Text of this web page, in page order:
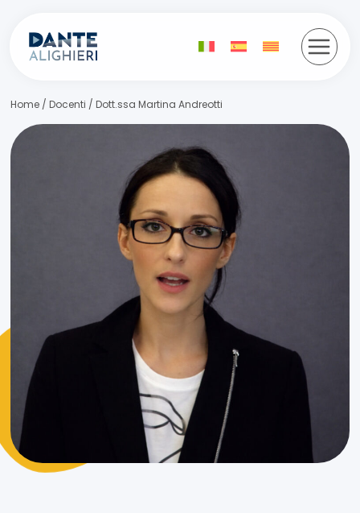
contenuto
Home /Docenti /Dott.ssa Martina Andreotti